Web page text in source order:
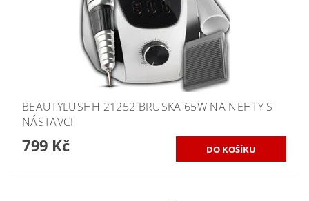
BEAUTYLUSHH 21252 BRUSKA 65W NA NEHTY S
NÁSTAVCI
799 Kč